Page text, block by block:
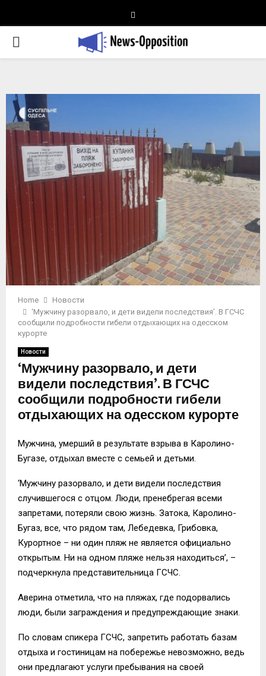
PRIMARY
Home
Новости
‘Мужчину разорвало, и дети видели последствия’. В ГСЧС
сообщили подробности гибели отдыхающих на одесском
курорте
Новости
‘Мужчину разорвало, и дети
видели последствия’. В ГСЧС
сообщили подробности гибели
отдыхающих на одесском курорте
Мужчина, умерший в результате взрыва в Каролино-
Бугазе, отдыхал вместе с семьей и детьми.
‘Мужчину разорвало, и дети видели последствия
случившегося с отцом. Люди, пренебрегая всеми
запретами, потеряли свою жизнь. Затока, Каролино-
Бугаз, все, что рядом там, Лебедевка, Грибовка,
Курортное – ни один пляж не является официально
открытым. Ни на одном пляже нельзя находиться’, –
подчеркнула представительница ГСЧС.
Аверина отметила, что на пляжах, где подорвались
люди, были заграждения и предупреждающие знаки.
По словам спикера ГСЧС, запретить работать базам
отдыха и гостиницам на побережье невозможно, ведь
они предлагают услуги пребывания на своей